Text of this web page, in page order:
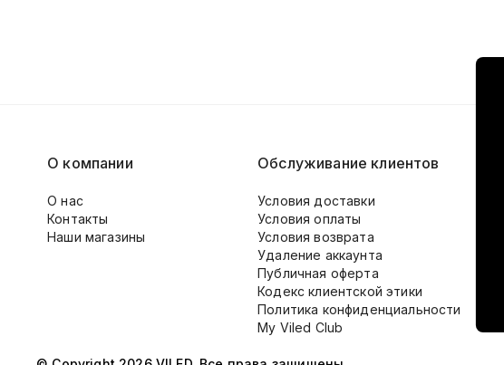
О компании
О нас
Контакты
Наши магазины
Обслуживание клиентов
Условия доставки
Условия оплаты
Условия возврата
Удаление аккаунта
Публичная оферта
Кодекс клиентской этики
Политика конфиденциальности
My Viled Club